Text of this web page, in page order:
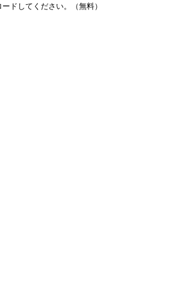
ドしてください。（無料）